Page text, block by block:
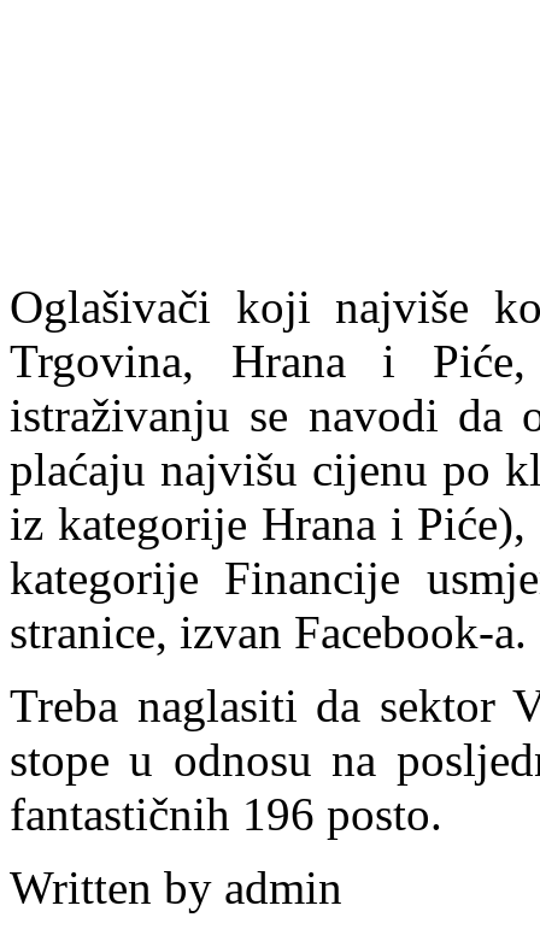
Oglašivači koji najviše
Trgovina, Hrana i
istraživanju se navodi da
plaćaju najvišu cijenu po
iz kategorije Hrana i
kategorije Financije
stranice, izvan Facebook-a.
Treba naglasiti da sektor
stope u odnosu na
fantastičnih 196 posto.
Written by admin